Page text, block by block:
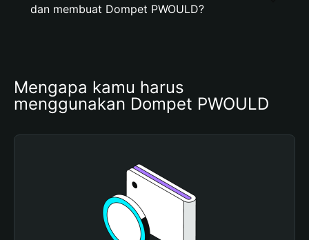
dan membuat Dompet PWOULD?
Mengapa kamu harus
menggunakan Dompet PWOULD